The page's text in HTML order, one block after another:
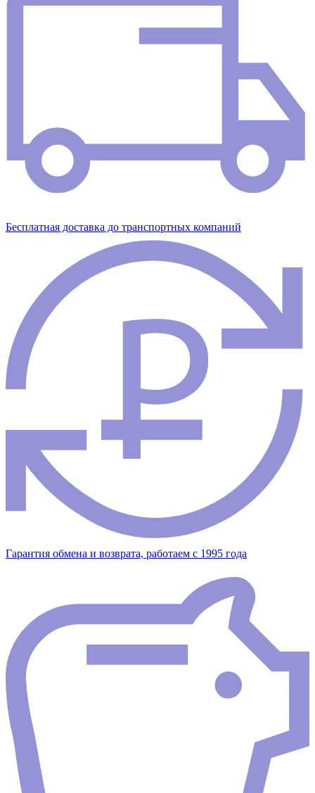
Бесплатная доставка до транспортных компаний
Гарантия обмена и возврата, работаем с 1995 года